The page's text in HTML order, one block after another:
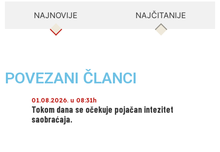
NAJNOVIJE NAJČITANIJE
POVEZANI ČLANCI
01.08.2026. u 08:31h
Tokom dana se očekuje pojačan intezitet
saobraćaja.